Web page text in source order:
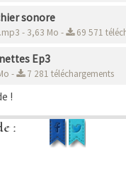
sonore
- 3,63 Mo - 69 571
Ep3
- 7 281 téléchargements
!
: